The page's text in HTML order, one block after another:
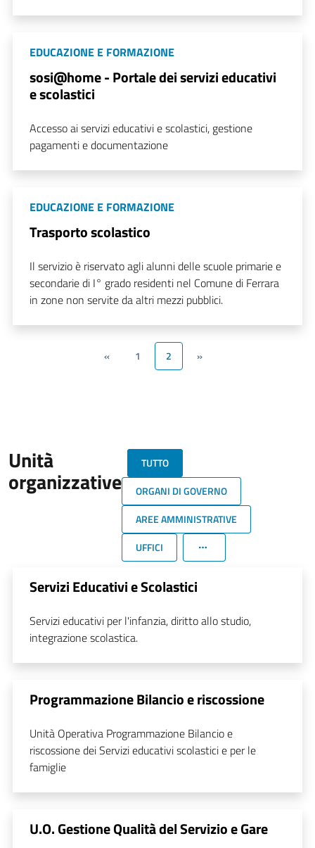
EDUCAZIONE E FORMAZIONE
sosi@home - Portale dei servizi educativi
e scolastici
Accesso ai servizi educativi e scolastici, gestione
pagamenti e documentazione
EDUCAZIONE E FORMAZIONE
Trasporto scolastico
Il servizio è riservato agli alunni delle scuole primarie e
secondarie di I° grado residenti nel Comune di Ferrara
in zone non servite da altri mezzi pubblici.
« 1 2 »
Unità
organizzative
TUTTO
ORGANI DI GOVERNO
AREE AMMINISTRATIVE
UFFICI
Servizi Educativi e Scolastici
Servizi educativi per l'infanzia, diritto allo studio,
integrazione scolastica.
Programmazione Bilancio e riscossione
Unità Operativa Programmazione Bilancio e
riscossione dei Servizi educativi scolastici e per le
famiglie
U.O. Gestione Qualità del Servizio e Gare